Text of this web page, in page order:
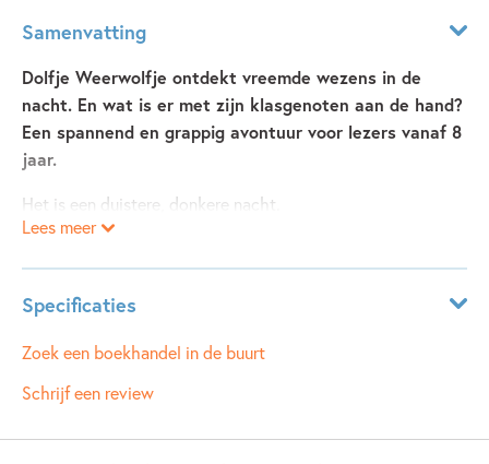
Samenvatting
Dolfje Weerwolfje ontdekt vreemde wezens in de
nacht. En wat is er met zijn klasgenoten aan de hand?
Een spannend en grappig avontuur voor lezers vanaf 8
jaar.
Het is een duistere, donkere nacht.
‘Pas op, Dolfje,’ zegt opa weerwolf.
oren.
Er wordt gegromd, gegrinnikt.
Wat doet mevrouw Krijtjes in haar tuin met haar gietertje en
Lees meer
Specificaties
Leeftijdsindicatie: 7 - 10 jaar
ISBN:
9789025881382
Zoek een boekhandel in de buurt
Schrijf een review